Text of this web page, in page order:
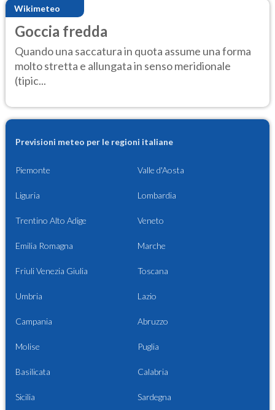
Wikimeteo
Goccia fredda
Quando una saccatura in quota assume una forma
molto stretta e allungata in senso meridionale
(tipic...
Previsioni meteo per le regioni italiane
Piemonte Valle d'Aosta
Liguria Lombardia
Trentino Alto Adige Veneto
Emilia Romagna Marche
Friuli Venezia Giulia Toscana
Umbria Lazio
Campania Abruzzo
Molise Puglia
Basilicata Calabria
Sicilia Sardegna